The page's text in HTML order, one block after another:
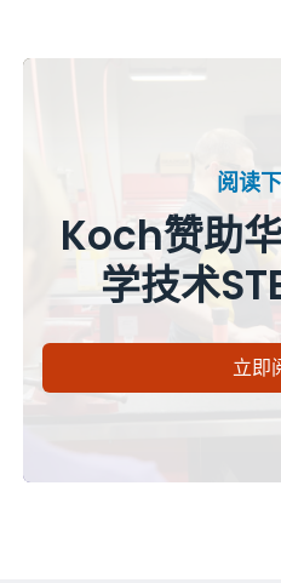
阅读
Koch赞助
学技术
立即